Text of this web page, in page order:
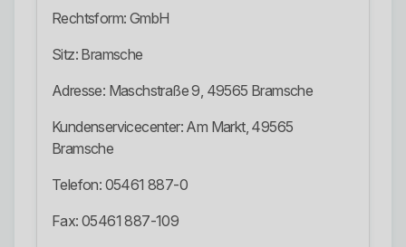
Rechtsform: GmbH
Sitz: Bramsche
Adresse: Maschstraße 9, 49565 Bramsche
Kundenservicecenter: Am Markt, 49565
Bramsche
Telefon: 05461 887-0
Fax: 05461 887-109